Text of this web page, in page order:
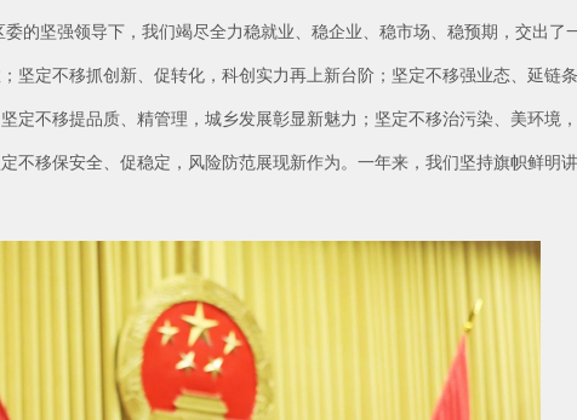
的坚强领导下，我们竭尽全力稳就业、稳企业、稳市场、稳预期，交出了
坚定不移抓创新、促转化，科创实力再上新台阶；坚定不移强业态、延链
定不移提品质、精管理，城乡发展彰显新魅力；坚定不移治污染、美环境
不移保安全、促稳定，风险防范展现新作为。一年来，我们坚持旗帜鲜明